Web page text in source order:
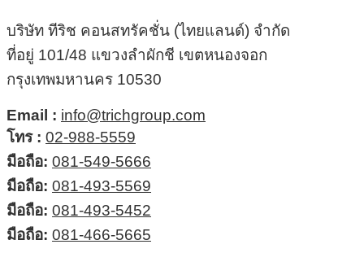
บริษัท ทีริช คอนสทรัคชั่น (ไทยแลนด์) จำกัด
ที่อยู่ 101/48 แขวงลำผักชี เขตหนองจอก
กรุงเทพมหานคร 10530
Email : info@trichgroup.com
โทร : 02-988-5559
มือถือ: 081-549-5666
มือถือ: 081-493-5569
มือถือ: 081-493-5452
มือถือ: 081-466-5665